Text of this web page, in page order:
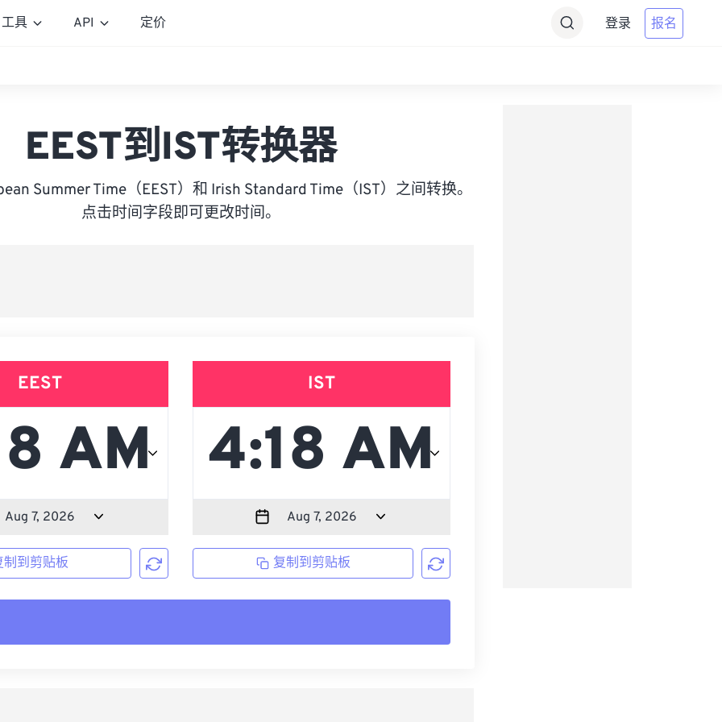
工具 API 定价 登录 报名
EEST到IST转换器
Summer Time（EEST）和 Irish Standard Time（IST）之间转换。
点击时间字段即可更改时间。
EEST
制到剪贴板
IST
复制到剪贴板